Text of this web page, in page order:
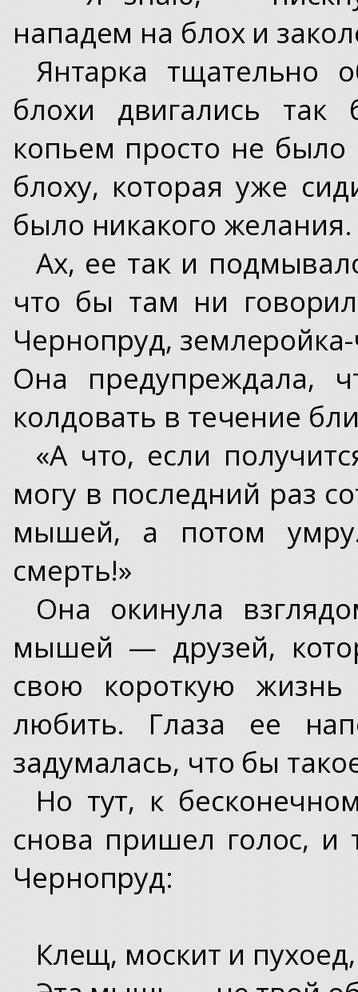
нападем на блох и
Янтарка тщательно
блохи двигались
копьем просто не было
блоху, которая уже
было никакого желания.
Ах, ее так и
что бы там ни
Чернопруд,
Она предупреждала,
колдовать в течение
«А что, если
могу в последний раз
мышей, а потом
смерть!»
Она окинула
мышей — друзей,
свою короткую
любить. Глаза ее
задумалась, что бы
Но тут, к
снова пришел голос, и
Чернопруд:
Клещ, москит и пухоед,